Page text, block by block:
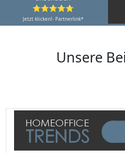
⭐⭐⭐⭐⭐
Jetzt klicken!- Partnerlink*
Unsere